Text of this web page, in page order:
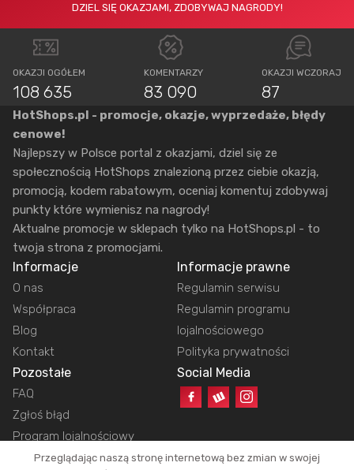
DZIEL SIĘ OKAZJAMI, ZDOBYWAJ NAGRODY!
OKAZJI OGÓŁEM
108 635
KOMENTARZY
83 090
OKAZJI WCZORAJ
87
HotShops.pl - promocje, okazje, wyprzedaże, błędy
cenowe!
Najlepszy w Polsce portal z okazjami, dziel się ze
społecznością HotShops znalezioną przez ciebie okazją,
promocją, kodem rabatowym, oceniaj komentuj zdobywaj
punkty które wymienisz na nagrody!
Aktualne promocje w sklepach tylko na HotShops.pl - to
twoja strona z promocjami.
Informacje
O nas
Współpraca
Blog
Kontakt
Informacje prawne
Regulamin serwisu
Regulamin programu
lojalnościowego
Polityka prywatności
Pozostałe
FAQ
Zgłoś błąd
Program lojalnościowy
Social Media
Przeglądając naszą stronę internetową bez zmian w swojej